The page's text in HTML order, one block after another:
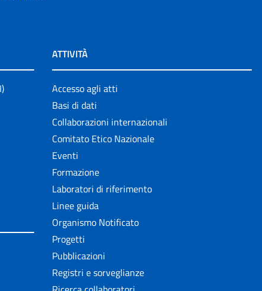
ATTIVITÀ
Accesso agli atti
Basi di dati
Collaborazioni internazionali
Comitato Etico Nazionale
Eventi
Formazione
Laboratori di riferimento
Linee guida
Organismo Notificato
Progetti
Pubblicazioni
Registri e sorveglianze